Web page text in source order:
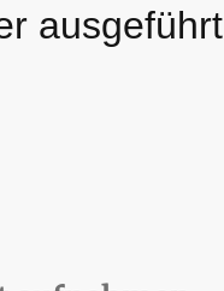
ausgeführt